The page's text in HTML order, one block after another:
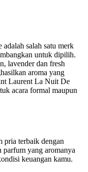
salah satu merk
untuk dipilih.
lavender dan fresh
aroma yang
Laurent La Nuit De
acara formal maupun
pria terbaik dengan
parfum yang aromanya
keuangan kamu.